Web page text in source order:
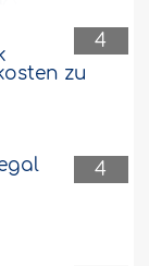
4
zu
4